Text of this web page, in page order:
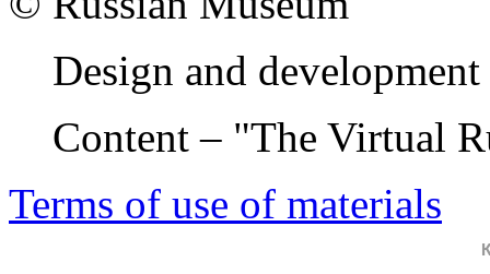
Design and
Content – "The Virtual
Terms of use of materials